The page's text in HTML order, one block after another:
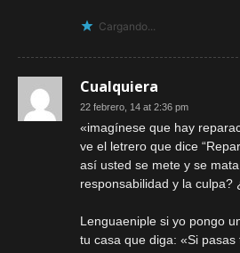
Cargando...
Cualquiera
22 febrero, 14 at 2:36 pm
«imagínese que hay
ve el letrero que dice
así usted se mete y se
responsabilidad y la culpa?
Lenguaeniple si yo pongo
tu casa que diga: «Si